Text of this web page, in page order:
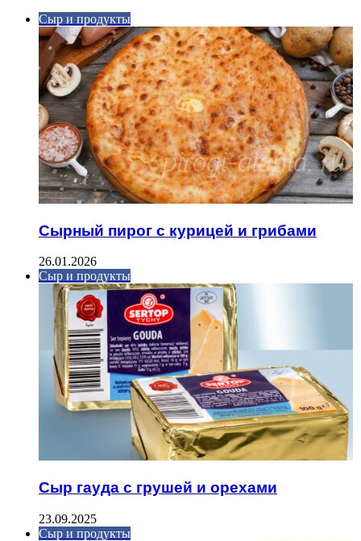
Сыр и продукты
Сырный пирог с курицей и грибами
26.01.2026
Сыр и продукты
Сыр гауда с грушей и орехами
23.09.2025
Сыр и продукты